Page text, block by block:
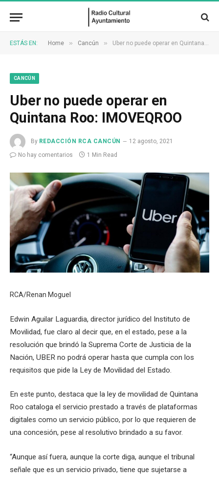
ESTÁS EN: Home » Cancún » Uber no puede operar en Quintana Roo: IMOVEQROO
CANCÚN
Uber no puede operar en
Quintana Roo: IMOVEQROO
By REDACCIÓN RCA CANCÚN
12 agosto, 2021
No hay comentarios
1 Min Read
RCA/Renan Moguel
Edwin Aguilar Laguardia, director jurídico del Instituto de
Movilidad, fue claro al decir que, en el estado, pese a la
resolución que brindó la Suprema Corte de Justicia de la
Nación, UBER no podrá operar hasta que cumpla con los
requisitos que pide la Ley de Movilidad del Estado.
En este punto, destaca que la ley de movilidad de Quintana
Roo cataloga el servicio prestado a través de plataformas
digitales como un servicio público, por lo que requieren de
una concesión, pese al resolutivo brindado a su favor.
“Aunque así fuera, aunque la corte diga, aunque el tribunal
señale que es un servicio privado, tiene que sujetarse a